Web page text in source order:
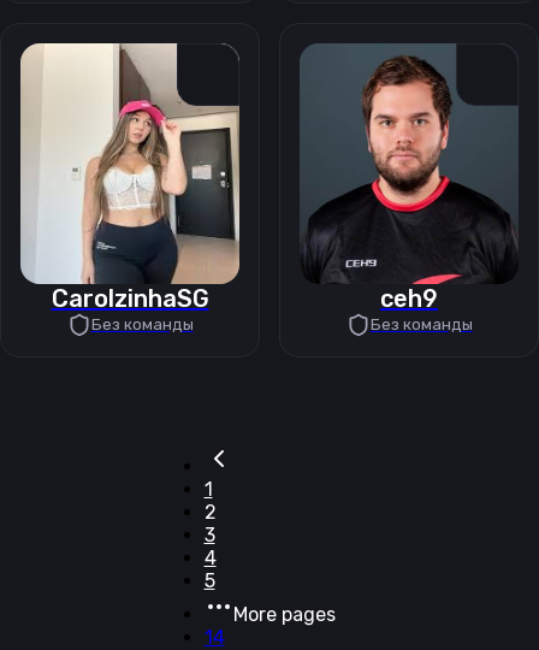
CarolzinhaSG
Без команды
ceh9
Без команды
1
2
3
4
5
More pages
14